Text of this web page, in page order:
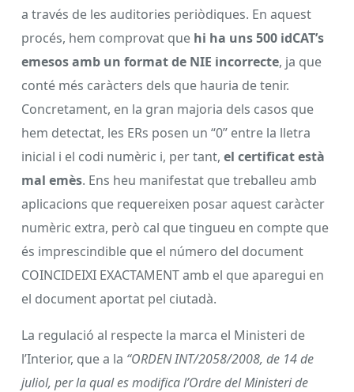
a través de les auditories periòdiques. En aquest
procés, hem comprovat que hi ha uns 500 idCAT’s
emesos amb un format de NIE incorrecte, ja que
conté més caràcters dels que hauria de tenir.
Concretament, en la gran majoria dels casos que
hem detectat, les ERs posen un “0” entre la lletra
inicial i el codi numèric i, per tant, el certificat està
mal emès. Ens heu manifestat que treballeu amb
aplicacions que requereixen posar aquest caràcter
numèric extra, però cal que tingueu en compte que
és imprescindible que el número del document
COINCIDEIXI EXACTAMENT amb el que aparegui en
el document aportat pel ciutadà.
La regulació al respecte la marca el Ministeri de
l’Interior, que a la “ORDEN INT/2058/2008, de 14 de
juliol, per la qual es modifica l’Ordre del Ministeri de